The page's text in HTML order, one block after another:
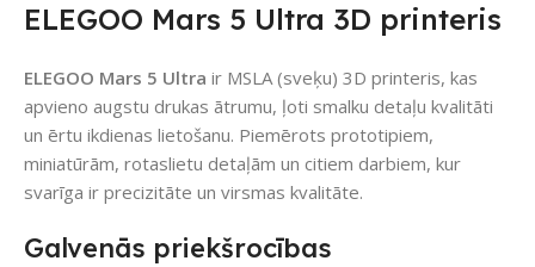
ELEGOO Mars 5 Ultra 3D printeris
ELEGOO Mars 5 Ultra ir MSLA (sveķu) 3D printeris, kas
apvieno augstu drukas ātrumu, ļoti smalku detaļu kvalitāti
un ērtu ikdienas lietošanu. Piemērots prototipiem,
miniatūrām, rotaslietu detaļām un citiem darbiem, kur
svarīga ir precizitāte un virsmas kvalitāte.
Galvenās priekšrocības